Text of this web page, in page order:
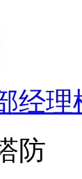
经理
防